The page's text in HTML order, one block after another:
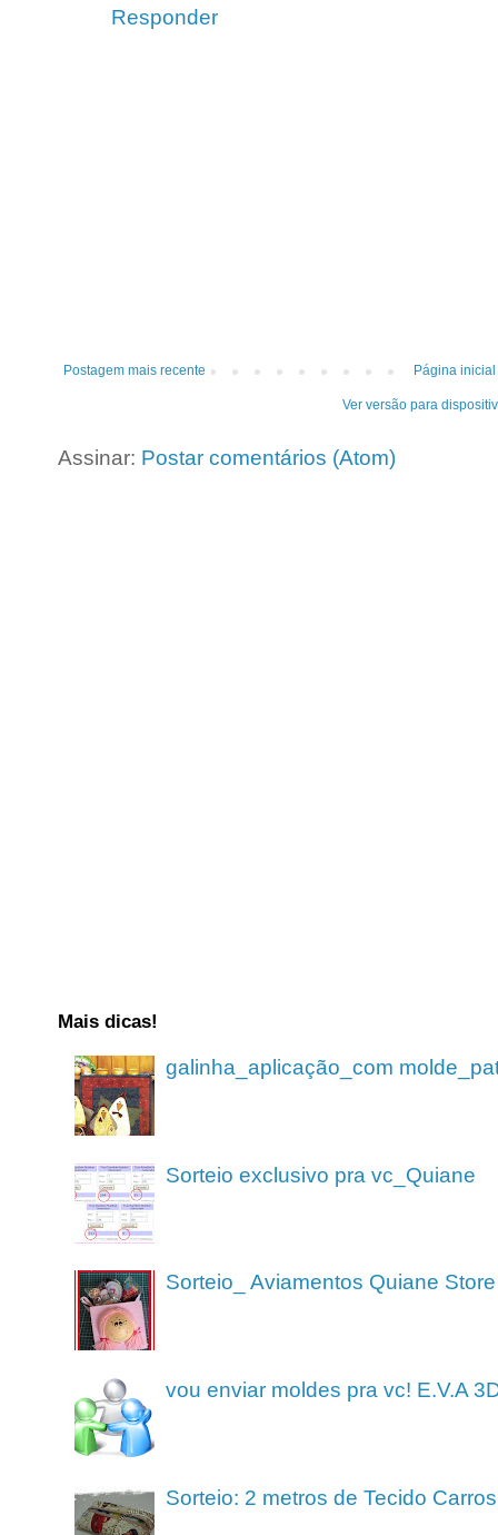
Responder
Postagem mais recente Página inicial
Ver versão para
Assinar: Postar comentários (Atom)
Mais dicas!
galinha_aplicação_com
Sorteio exclusivo pra vc_Quiane
Sorteio_ Aviamentos Quiane Store
vou enviar moldes pra vc! E.V.A
Sorteio: 2 metros de Tecido Carros